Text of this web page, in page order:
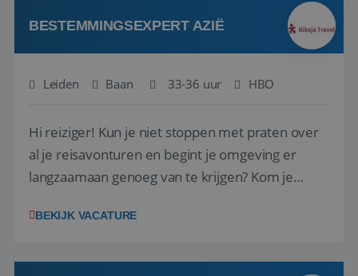
BESTEMMINGSEXPERT AZIË
Leiden Baan 33-36 uur HBO
Hi reiziger! Kun je niet stoppen met praten over
al je reisavonturen en begint je omgeving er
langzaamaan genoeg van te krijgen? Kom je
naar enthousiaste reisfanaten met een passie
samenstellen van hun droomreis.<br ...
BEKIJK VACATURE